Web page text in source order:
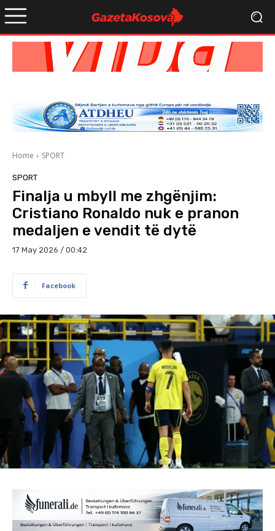
Home SPORT
SPORT
Finalja u mbyll me zhgënjim:
Cristiano Ronaldo nuk e pranon
medaljen e vendit të dytë
17 May 2026 / 00:42
Facebook